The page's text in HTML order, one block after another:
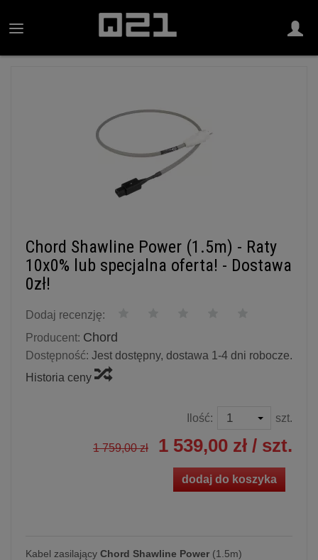
Chord Shawline Power (1.5m) - Raty
10x0% lub specjalna oferta! - Dostawa
0zł!
Dodaj recenzję:
Producent: Chord
Dostępność: Jest dostępny, dostawa 1-4 dni robocze.
Historia ceny
Ilość: szt.
1 759,00 zł 1 539,00 zł / szt.
dodaj do koszyka
Kabel zasilający Chord Shawline Power (1.5m)